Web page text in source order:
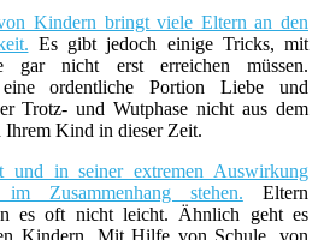
Kindern bringt viele Eltern an den
Es gibt jedoch einige Tricks, mit
gar nicht erst erreichen müssen.
ordentliche Portion Liebe und
Trotz- und Wutphase nicht aus dem
Ihrem Kind in dieser Zeit.
und in seiner extremen Auswirkung
Zusammenhang stehen. Eltern
es oft nicht leicht. Ähnlich geht es